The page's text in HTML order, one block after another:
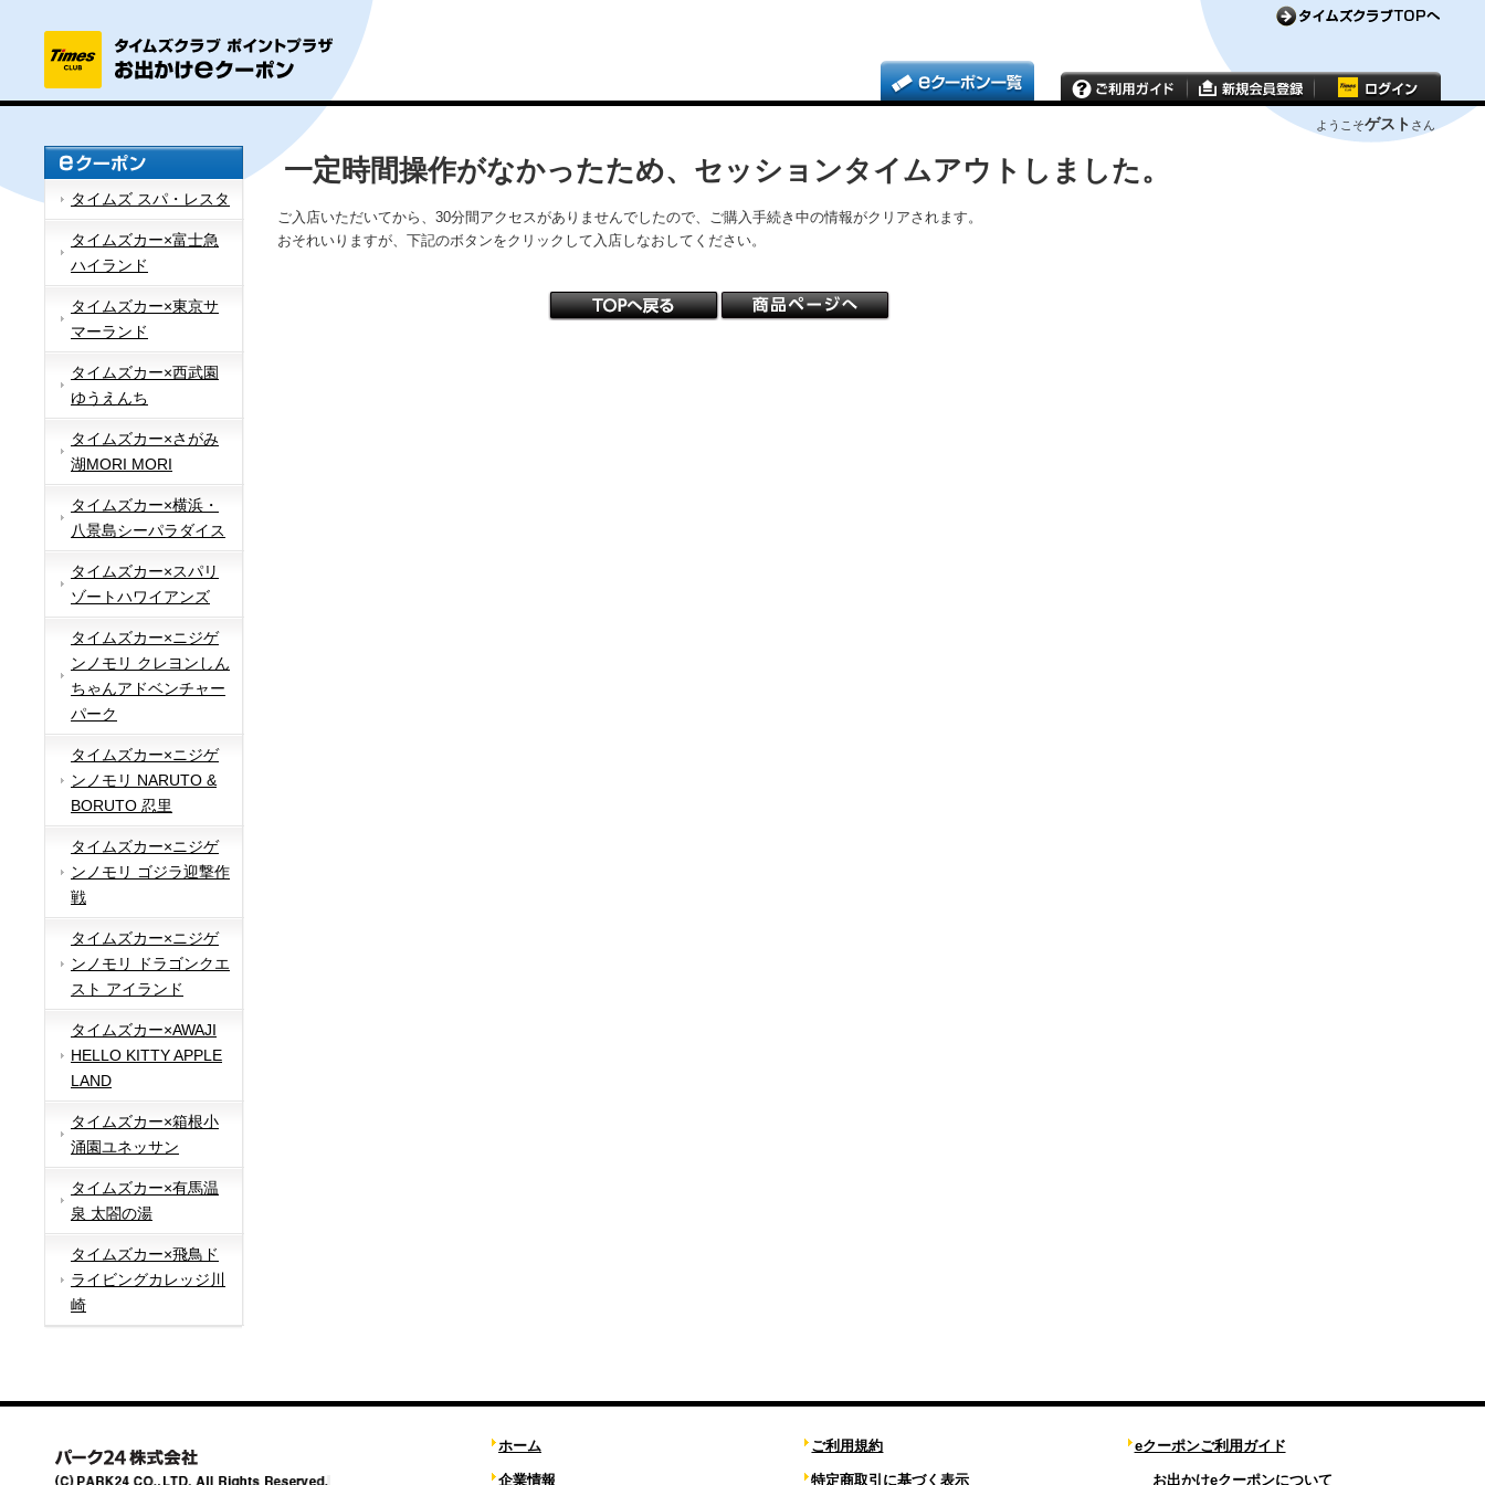
ようこそゲスト さん
タイムズ スパ・レスタ
タイムズカー×富士急
ハイランド
タイムズカー×東京サ
マーランド
タイムズカー×西武園
ゆうえんち
タイムズカー×さがみ
湖MORI MORI
タイムズカー×横浜・
八景島シーパラダイス
タイムズカー×スパリ
ゾートハワイアンズ
タイムズカー×ニジゲ
ンノモリ クレヨンしん
ちゃんアドベンチャー
パーク
タイムズカー×ニジゲ
ンノモリ NARUTO &
BORUTO 忍里
タイムズカー×ニジゲ
ンノモリ ゴジラ迎撃作
戦
タイムズカー×ニジゲ
ンノモリ ドラゴンクエ
スト アイランド
タイムズカー×AWAJI
HELLO KITTY APPLE
LAND
タイムズカー×箱根小
涌園ユネッサン
タイムズカー×有馬温
泉 太閤の湯
タイムズカー×飛鳥ド
ライビングカレッジ川
崎
一定時間操作がなかったため、セッションタイムアウトしました。
ご入店いただいてから、30分間アクセスがありませんでしたので、ご購入手続き中の情報がクリアされます。
おそれいりますが、下記のボタンをクリックして入店しなおしてください。
ホーム
企業情報
ご利用規約
特定商取引に基づく表示
eクーポンご利用ガイド
お出かけeクーポンについて